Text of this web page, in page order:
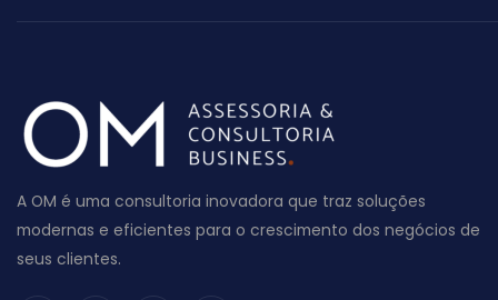
A OM é uma consultoria inovadora que traz soluções
modernas e eficientes para o crescimento dos negócios de
seus clientes.